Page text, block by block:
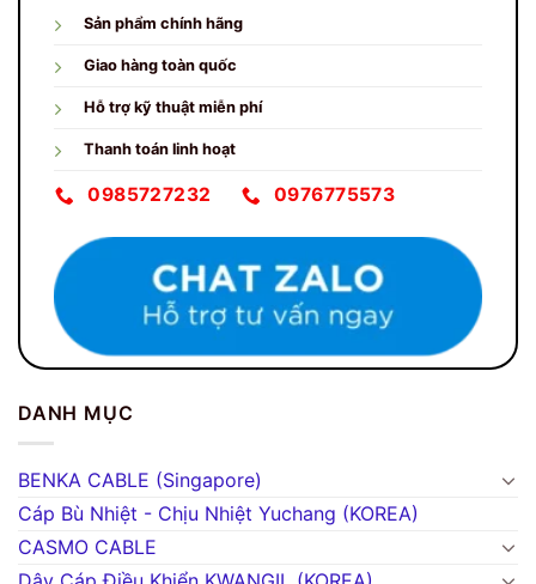
Sản phẩm chính hãng
Giao hàng toàn quốc
Hỗ trợ kỹ thuật miễn phí
Thanh toán linh hoạt
0985727232 0976775573
DANH MỤC
BENKA CABLE (Singapore)
Cáp Bù Nhiệt - Chịu Nhiệt Yuchang (KOREA)
CASMO CABLE